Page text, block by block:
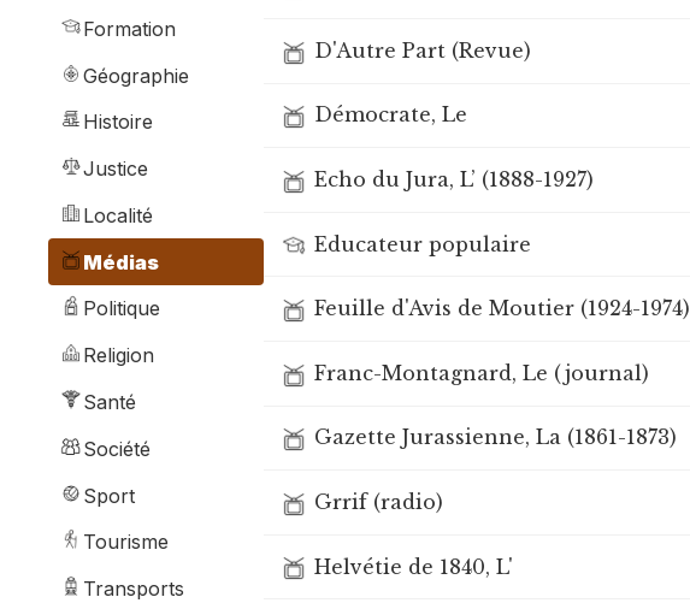
Formation
Géographie
Histoire
Justice
Localité
Médias
Politique
Religion
Santé
Société
Sport
Tourisme
Transports
D'Autre Part (Revue)
Démocrate, Le
Echo du Jura, L’ (1888-1927)
Educateur populaire
Feuille d'Avis de Moutier (1924-1974)
Franc-Montagnard, Le (journal)
Gazette Jurassienne, La (1861-1873)
Grrif (radio)
Helvétie de 1840, L'